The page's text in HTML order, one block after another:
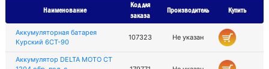
Наименование
Код для
заказа
Производитель Купить
Аккумуляторная батарея
Курский 6СТ-90
107323 Не указан
Аккумулятор DELTA MOTO CT